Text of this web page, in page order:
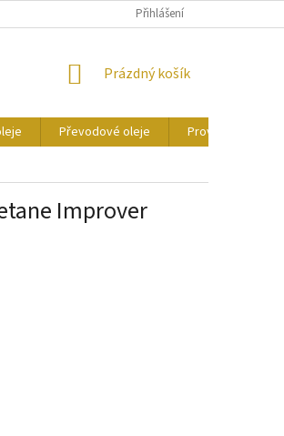
Přihlášení
NÁKUPNÍ
Prázdný košík
Převodové oleje
Provozní kapaliny
Improver